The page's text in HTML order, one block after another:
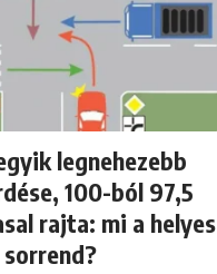
legnehezebb
100-ból 97,5
rajta: mi a helyes